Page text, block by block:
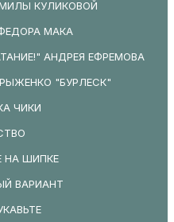
КУЛИКОВОЙ
МАКА
АНДРЕЯ ЕФРЕМОВА
"БУРЛЕСК"
ЧИКИ
НА ШИПКЕ
ВАРИАНТ